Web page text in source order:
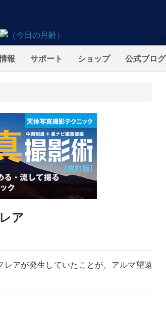
報 サポート ショップ 公式ブログ
ア
アが発生していたことが、アルマ望遠